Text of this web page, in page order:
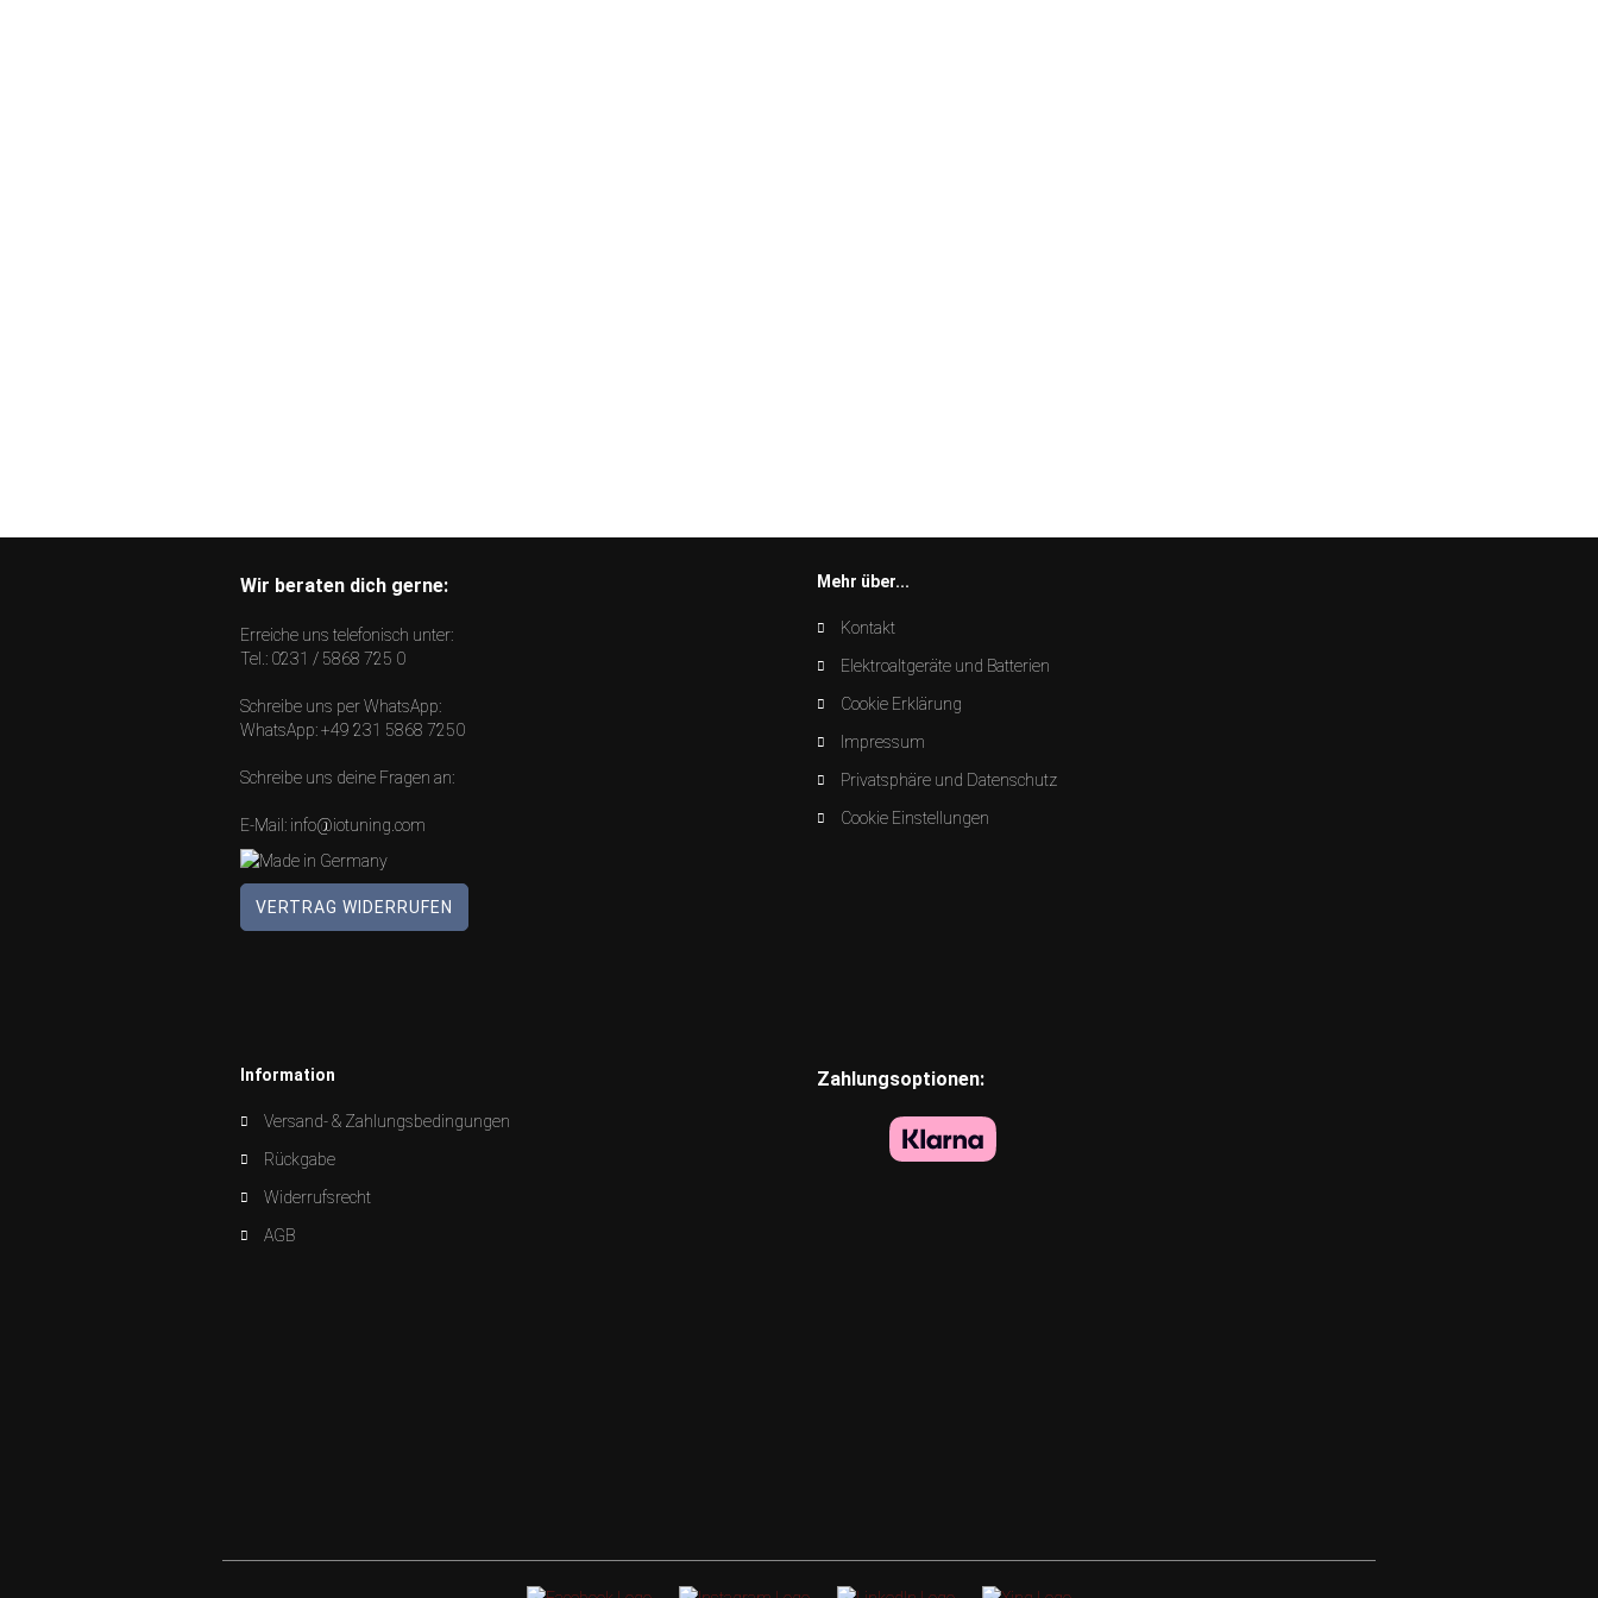
Wir beraten dich gerne:
Erreiche uns telefonisch unter:
Tel.: 0231 / 5868 725 0
Schreibe uns per WhatsApp:
WhatsApp:+49 231 5868 7250
Schreibe uns deine Fragen an:
E-Mail: info@iotuning.com
VERTRAG WIDERRUFEN
Mehr über...
Kontakt
Elektroaltgeräte und Batterien
Cookie Erklärung
Impressum
Privatsphäre und Datenschutz
Cookie Einstellungen
Information
Versand- & Zahlungsbedingungen
Rückgabe
Widerrufsrecht
AGB
Zahlungsoptionen: